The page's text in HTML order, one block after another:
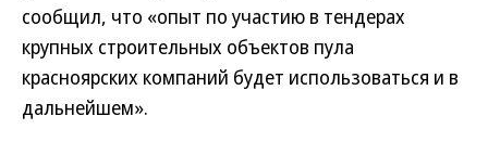
сообщил, что «опыт по участию в тендерах
крупных строительных объектов пула
красноярских компаний будет использоваться и в
дальнейшем».